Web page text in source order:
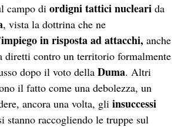
campo di ordigni tattici nucleari da
, vista la dottrina che ne
in risposta ad attacchi, anche
diretti contro un territorio formalmente
dopo il voto della Duma. Altri
il fatto come una debolezza, un
ancora una volta, gliinsuccessi
stanno raccogliendo le truppe sul